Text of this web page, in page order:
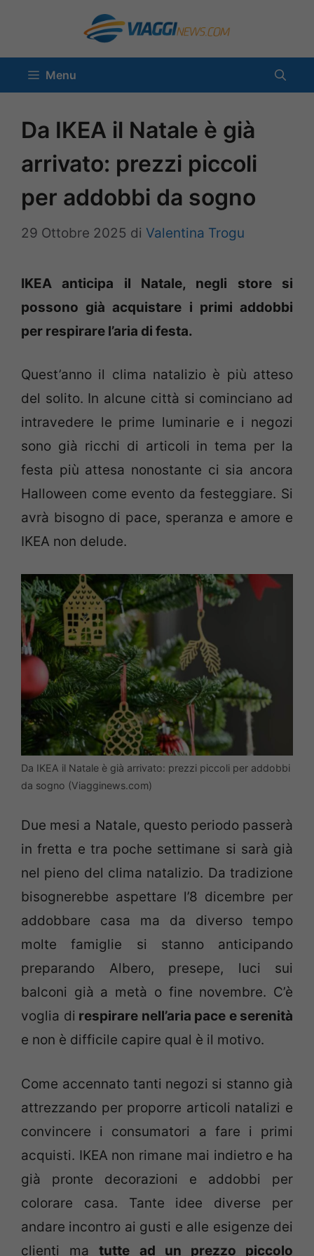
contenuto
Menu
Da IKEA il Natale è già
arrivato: prezzi piccoli
per addobbi da sogno
29 Ottobre 2025 di Valentina Trogu
IKEA anticipa il Natale, negli store si
possono già acquistare i primi addobbi
per respirare l’aria di festa.
Quest’anno il clima natalizio è più atteso
del solito. In alcune città si cominciano ad
intravedere le prime luminarie e i negozi
sono già ricchi di articoli in tema per la
festa più attesa nonostante ci sia ancora
Halloween come evento da festeggiare. Si
avrà bisogno di pace, speranza e amore e
IKEA non delude.
Da IKEA il Natale è già arrivato: prezzi piccoli per addobbi
da sogno (Viagginews.com)
Due mesi a Natale, questo periodo passerà
in fretta e tra poche settimane si sarà già
nel pieno del clima natalizio. Da tradizione
bisognerebbe aspettare l’8 dicembre per
addobbare casa ma da diverso tempo
molte famiglie si stanno anticipando
preparando Albero, presepe, luci sui
balconi già a metà o fine novembre. C’è
voglia di respirare nell’aria pace e serenità
e non è difficile capire qual è il motivo.
Come accennato tanti negozi si stanno già
attrezzando per proporre articoli natalizi e
convincere i consumatori a fare i primi
acquisti. IKEA non rimane mai indietro e ha
già pronte decorazioni e addobbi per
colorare casa. Tante idee diverse per
andare incontro ai gusti e alle esigenze dei
clienti matutte ad un prezzo piccolo